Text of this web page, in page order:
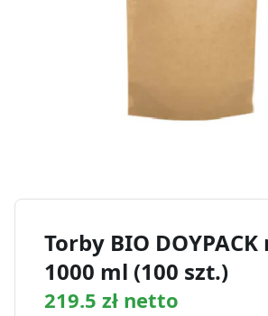
Torby BIO
1000 ml (100 szt.)
219.5 zł netto